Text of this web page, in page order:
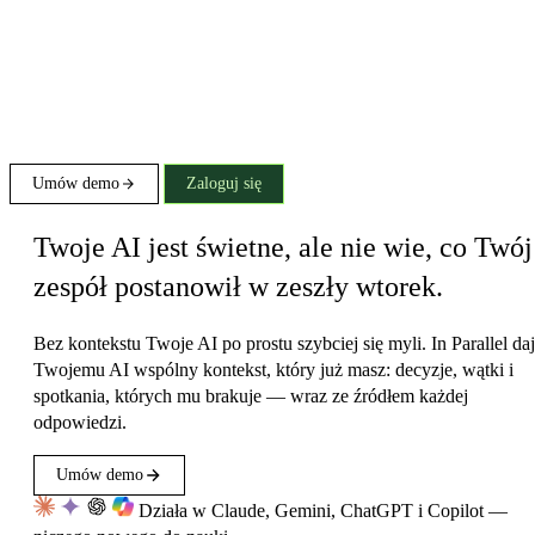
Umów demo Zaloguj się
Twoje AI jest świetne, ale nie wie, co Twój
zespół postanowił w zeszły wtorek.
Bez kontekstu Twoje AI po prostu szybciej się myli. In Parallel
Twojemu AI wspólny kontekst, który już masz: decyzje, wątki i
spotkania, których mu brakuje — wraz ze źródłem każdej
odpowiedzi.
Umów demo
Działa w Claude, Gemini, ChatGPT i Copilot —